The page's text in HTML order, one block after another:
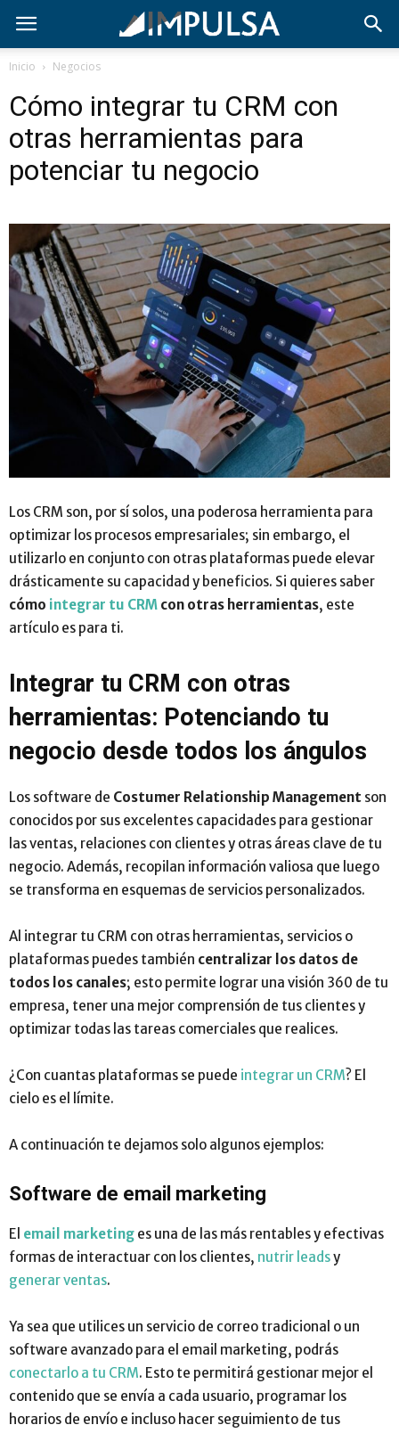
Inicio Negocios
Cómo integrar tu CRM con
otras herramientas para
potenciar tu negocio
Los CRM son, por sí solos, una poderosa herramienta para
optimizar los procesos empresariales; sin embargo, el
utilizarlo en conjunto con otras plataformas puede elevar
drásticamente su capacidad y beneficios. Si quieres saber
cómo integrar tu CRM con otras herramientas, este
artículo es para ti.
Integrar tu CRM con otras
herramientas: Potenciando tu
negocio desde todos los ángulos
Los software de Costumer Relationship Management son
conocidos por sus excelentes capacidades para gestionar
las ventas, relaciones con clientes y otras áreas clave de tu
negocio. Además, recopilan información valiosa que luego
se transforma en esquemas de servicios personalizados.
Al integrar tu CRM con otras herramientas, servicios o
plataformas puedes también centralizar los datos de
todos los canales; esto permite lograr una visión 360 de tu
empresa, tener una mejor comprensión de tus clientes y
optimizar todas las tareas comerciales que realices.
¿Con cuantas plataformas se puede integrar un CRM? El
cielo es el límite.
A continuación te dejamos solo algunos ejemplos:
Software de email marketing
El email marketing es una de las más rentables y efectivas
formas de interactuar con los clientes, nutrir leadsy
generar ventas.
Ya sea que utilices un servicio de correo tradicional o un
software avanzado para el email marketing, podrás
conectarlo a tu CRM. Esto te permitirá gestionar mejor el
contenido que se envía a cada usuario, programar los
horarios de envío e incluso hacer seguimiento de tus